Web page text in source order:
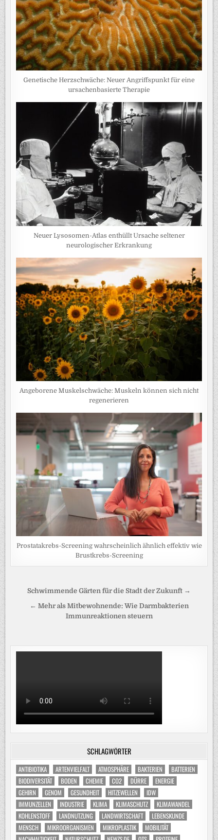
Genetische Herzschwäche: Neuer Angriffspunkt für eine
ursachenbasierte Therapie
Neuer Lysosomen-Atlas enthüllt Ursache seltener
neurologischer Erkrankung
Angeborene Muskelschwäche: Muskeln können sich nicht
regenerieren
Prostatakrebs-Screening wahrscheinlich ähnlich effektiv wie
Brustkrebs-Screening
Beitragsnavigation
Schwimmende Gärten für die Stadt der Zukunft →
← Mehr als Mitbewohnende: Wie Darmbakterien
Immunreaktionen steuern
SCHLAGWÖRTER
ANTIBIOTIKA ARTENVIELFALT ATMOSPHÄRE BAKTERIEN
BATTERIEN
BIODIVERSITÄT
BODEN CHEMIE CO2 DÜRRE
ENERGIE
GEHIRN
GENOM GESUNDHEIT HITZEWELLEN
IDW
IMMUNZELLEN
INDUSTRIE KLIMA KLIMASCHUTZ
KLIMAWANDEL
KOHLENSTOFF
LANDNUTZUNG LANDWIRTSCHAFT
LEBENSKUNDE
MENSCH
MIKROORGANISMEN MIKROPLASTIK
MOBILITÄT